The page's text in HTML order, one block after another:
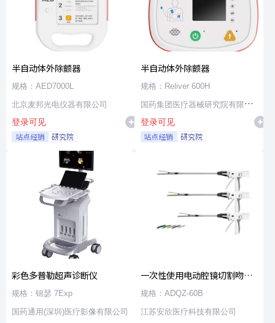
半自动体外除颤器
规格：AED7000L
北京麦邦光电仪器有限公司
登录可见
站点经销 研究院
半自动体外除颤器
规格：Reliver 600H
国药集团医疗器械研究院有限公
司
登录可见
站点经销 研究院
彩色多普勒超声诊断仪
规格：锦瑟 7Exp
国药通用(深圳)医疗影像有限公司
一次性使用电动腔镜切割吻合
器及组件
规格：ADQZ-60B
江苏安欣医疗科技有限公司